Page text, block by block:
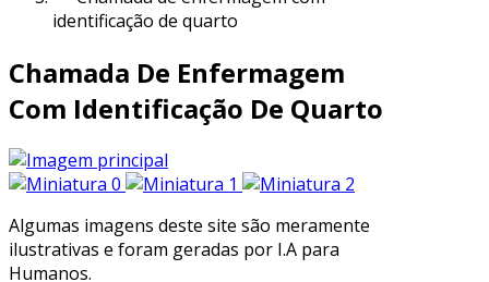
identificação de quarto
Chamada De Enfermagem
Com Identificação De Quarto
Algumas imagens deste site são meramente
ilustrativas e foram geradas por I.A para
Humanos.